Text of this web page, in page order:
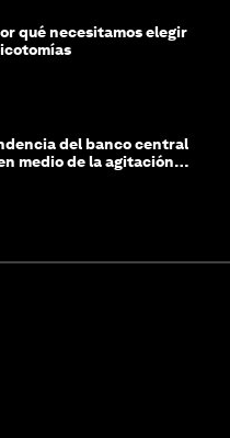
qué necesitamos elegir
del banco central
medio de la agitación